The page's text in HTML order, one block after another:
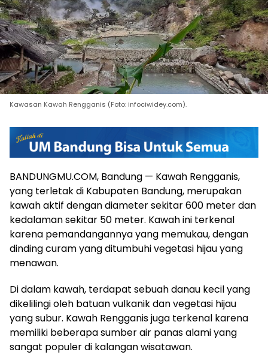
Kawasan Kawah Rengganis (Foto: infociwidey.com).
BANDUNGMU.COM, Bandung — Kawah Rengganis,
yang terletak di Kabupaten Bandung, merupakan
kawah aktif dengan diameter sekitar 600 meter dan
kedalaman sekitar 50 meter. Kawah ini terkenal
karena pemandangannya yang memukau, dengan
dinding curam yang ditumbuhi vegetasi hijau yang
menawan.
Di dalam kawah, terdapat sebuah danau kecil yang
dikelilingi oleh batuan vulkanik dan vegetasi hijau
yang subur. Kawah Rengganis juga terkenal karena
memiliki beberapa sumber air panas alami yang
sangat populer di kalangan wisatawan.